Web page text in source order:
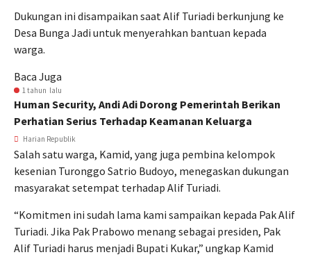
Dukungan ini disampaikan saat Alif Turiadi berkunjung ke
Desa Bunga Jadi untuk menyerahkan bantuan kepada
warga.
Baca Juga
1 tahun lalu
Human Security, Andi Adi Dorong Pemerintah Berikan
Perhatian Serius Terhadap Keamanan Keluarga
Harian Republik
Salah satu warga, Kamid, yang juga pembina kelompok
kesenian Turonggo Satrio Budoyo, menegaskan dukungan
masyarakat setempat terhadap Alif Turiadi.
“Komitmen ini sudah lama kami sampaikan kepada Pak Alif
Turiadi. Jika Pak Prabowo menang sebagai presiden, Pak
Alif Turiadi harus menjadi Bupati Kukar,” ungkap Kamid